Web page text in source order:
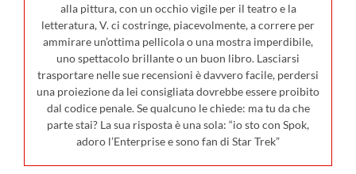
alla pittura, con un occhio vigile per il teatro e la
letteratura, V. ci costringe, piacevolmente, a correre per
ammirare un’ottima pellicola o una mostra imperdibile,
uno spettacolo brillante o un buon libro. Lasciarsi
trasportare nelle sue recensioni è davvero facile, perdersi
una proiezione da lei consigliata dovrebbe essere proibito
dal codice penale. Se qualcuno le chiede: ma tu da che
parte stai? La sua risposta è una sola: “io sto con Spok,
adoro l’Enterprise e sono fan di Star Trek”